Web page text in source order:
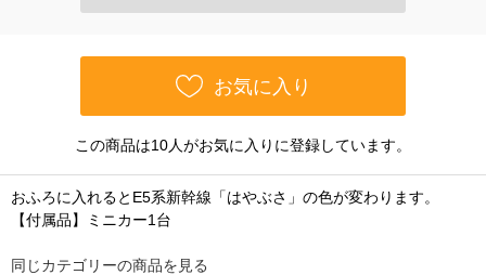
お気に入り
この商品は10人がお気に入りに登録しています。
おふろに入れるとE5系新幹線「はやぶさ」の色が変わります。
【付属品】ミニカー1台
同じカテゴリーの商品を見る